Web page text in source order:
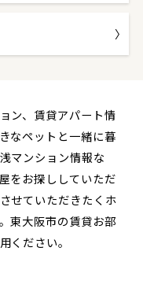
ン、賃貸アパート情
なペットと一緒に暮
マンション情報な
をお探ししていただ
せていただきたくホ
東大阪市の賃貸お部
ください。